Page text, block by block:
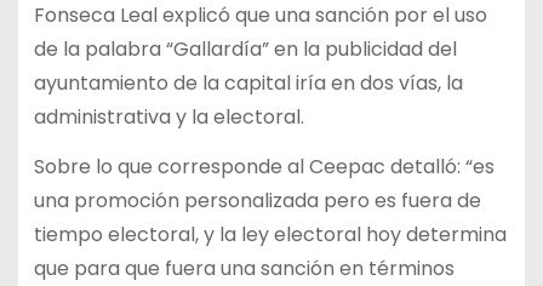
Fonseca Leal explicó que una sanción por el uso
de la palabra “Gallardía” en la publicidad del
ayuntamiento de la capital iría en dos vías, la
administrativa y la electoral.
Sobre lo que corresponde al Ceepac detalló: “es
una promoción personalizada pero es fuera de
tiempo electoral, y la ley electoral hoy determina
que para que fuera una sanción en términos